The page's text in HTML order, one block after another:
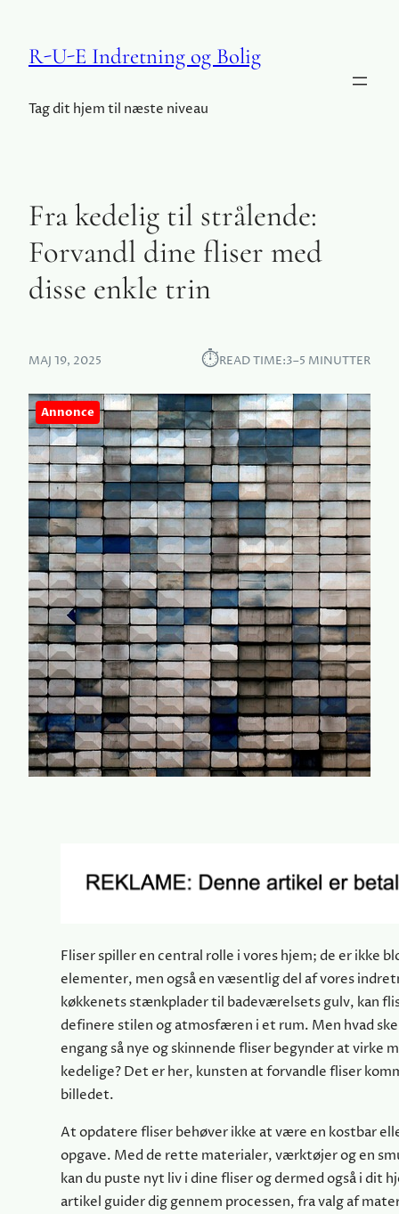
R-U-E Indretning og Bolig
Tag dit hjem til næste niveau
Fra kedelig til strålende:
Forvandl dine fliser med
disse enkle trin
MAJ 19, 2025 ⏱︎READ TIME:3–5 MINUTTER
Annonce
Fliser spiller en central rolle i vores hjem; de er ikke
elementer, men også en væsentlig del af vores
køkkenets stænkplader til badeværelsets gulv, kan
definere stilen og atmosfæren i et rum. Men hvad
engang så nye og skinnende fliser begynder at virke
kedelige? Det er her, kunsten at forvandle fliser
billedet.
At opdatere fliser behøver ikke at være en kostbar
opgave. Med de rette materialer, værktøjer og en
kan du puste nyt liv i dine fliser og dermed også i dit
artikel guider dig gennem processen, fra valg af